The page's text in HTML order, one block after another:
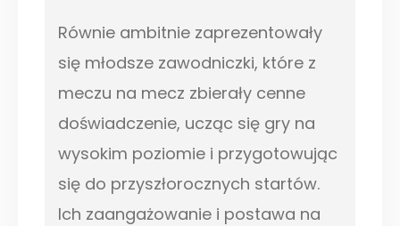
Równie ambitnie zaprezentowały
się młodsze zawodniczki, które z
meczu na mecz zbierały cenne
doświadczenie, ucząc się gry na
wysokim poziomie i przygotowując
się do przyszłorocznych startów.
Ich zaangażowanie i postawa na